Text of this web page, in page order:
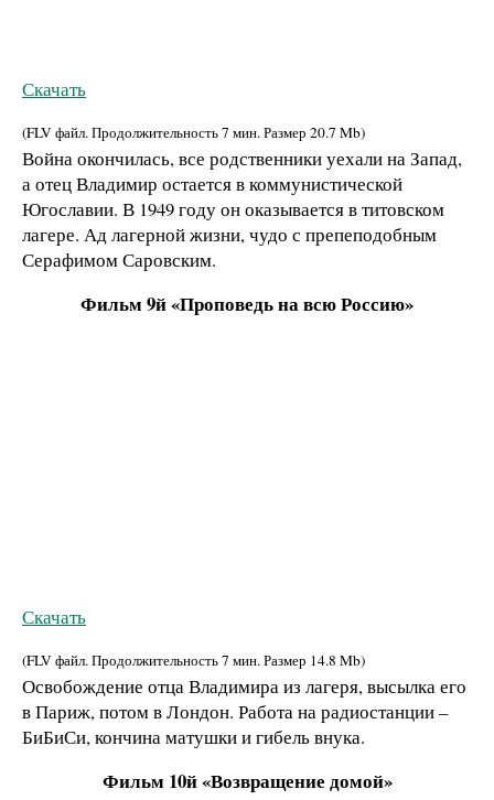
Скачать
(FLV файл. Продолжительность7 мин.Размер 20.7 Mb)
Война окончилась, все родственники уехали на Запад,
а отец Владимир остается в коммунистической
Югославии. В 1949 году он оказывается в титовском
лагере. Ад лагерной жизни, чудо с препеподобным
Серафимом Саровским.
Фильм 9й «Проповедь на всю Россию»
Скачать
(FLV файл. Продолжительность7 мин.Размер 14.8 Mb)
Освобождение отца Владимира из лагеря, высылка его
в Париж, потом в Лондон. Работа на радиостанции –
БиБиСи, кончина матушки и гибель внука.
Фильм 10й «Возвращение домой»